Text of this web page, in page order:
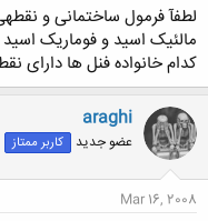
لطفآ فرمول ساختمانی و
مالئیک اسید و فوماریک اسید
کدام خانواده فنل ها دارای نقطه ذوب
araghi
عضو جدید کاربر ممتاز
Mar 16, 2008